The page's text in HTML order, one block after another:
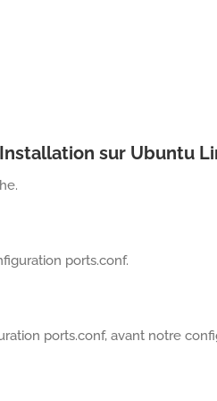
sur Ubuntu
ports.conf.
ports.conf, avant notre